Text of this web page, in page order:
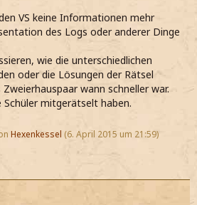
VS keine Informationen mehr
des Logs oder anderer Dinge
wie die unterschiedlichen
oder die Lösungen der Rätsel
wann schneller war.
Schüler mitgerätselt haben.
Hexenkessel (6. April 2015 um 21:59)